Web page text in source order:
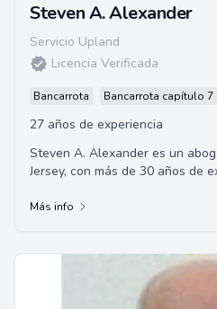
Steven A. Alexander
Servicio Upland
Licencia Verificada
Bancarrota Bancarrota capítulo 7
27 años de experiencia
Steven A. Alexander es un
Jersey, con más de 30 años de
Más info